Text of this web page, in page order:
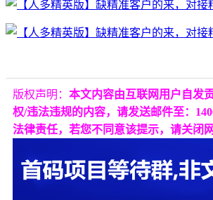
版权声明： 本文内容由互联网用户自发
权/违法违规的内容，请发送邮件至：
法律责任，若您不同意该提示，请关闭